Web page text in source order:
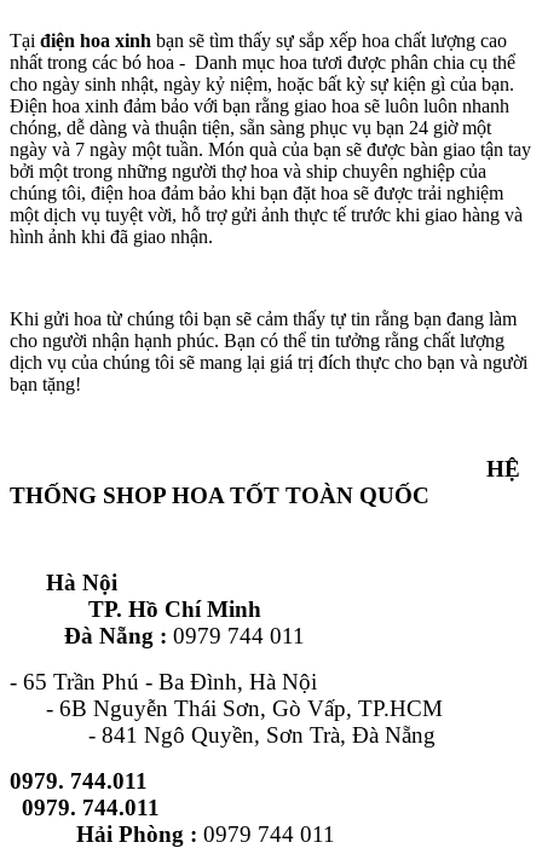
Tại điện hoa xinh bạn sẽ tìm thấy sự sắp xếp hoa chất lượng cao
nhất trong các bó hoa - Danh mục hoa tươi được phân chia cụ thể
cho ngày sinh nhật, ngày kỷ niệm, hoặc bất kỳ sự kiện gì của bạn.
Điện hoa xinh đảm bảo với bạn rằng giao hoa sẽ luôn luôn nhanh
chóng, dễ dàng và thuận tiện, sẵn sàng phục vụ bạn 24 giờ một
ngày và 7 ngày một tuần. Món quà của bạn sẽ được bàn giao tận tay
bởi một trong những người thợ hoa và ship chuyên nghiệp của
chúng tôi, điện hoa đảm bảo khi bạn đặt hoa sẽ được trải nghiệm
một dịch vụ tuyệt vời, hỗ trợ gửi ảnh thực tế trước khi giao hàng và
hình ảnh khi đã giao nhận.
Khi gửi hoa từ chúng tôi bạn sẽ cảm thấy tự tin rằng bạn đang làm
cho người nhận hạnh phúc. Bạn có thể tin tưởng rằng chất lượng
dịch vụ của chúng tôi sẽ mang lại giá trị đích thực cho bạn và người
bạn tặng!
HỆ
THỐNG SHOP HOA TỐT TOÀN QUỐC
Hà Nội
TP. Hồ Chí Minh
Đà Nẵng : 0979 744 011
- 65 Trần Phú - Ba Đình, Hà Nội
- 6B Nguyễn Thái Sơn, Gò Vấp, TP.HCM
- 841 Ngô Quyền, Sơn Trà, Đà Nẵng
0979. 744.011
0979. 744.011
Hải Phòng : 0979 744 011